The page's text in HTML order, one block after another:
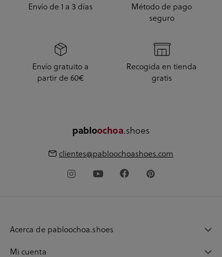
Envío de 1 a 3 días
Método de pago
seguro
Envío gratuito a
partir de 60€
Recogida en tienda
gratis
pabloochoa.shoes
clientes@pabloochoashoes.com
Acerca de pabloochoa.shoes
Mi cuenta